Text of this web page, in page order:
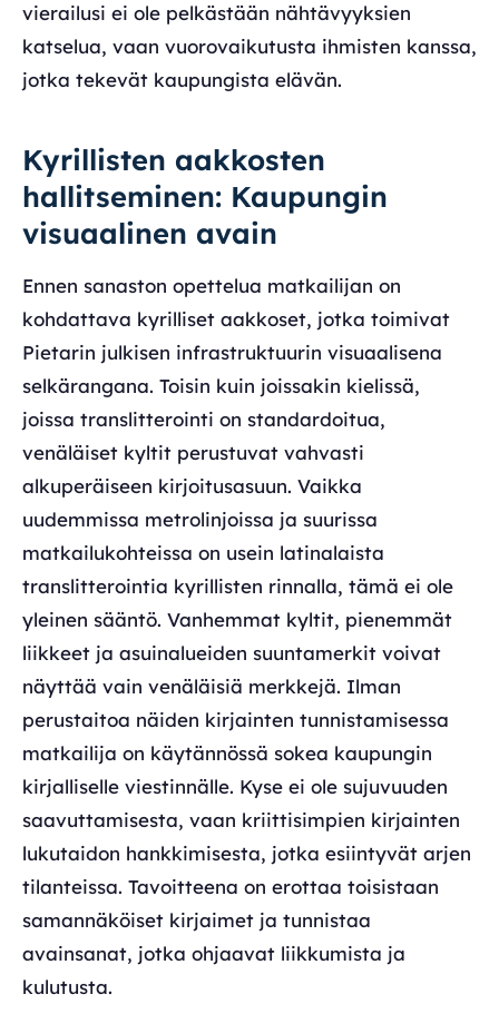
vierailusi ei ole pelkästään nähtävyyksien
katselua, vaan vuorovaikutusta ihmisten kanssa,
jotka tekevät kaupungista elävän.
Kyrillisten aakkosten
hallitseminen: Kaupungin
visuaalinen avain
Ennen sanaston opettelua matkailijan on
kohdattava kyrilliset aakkoset, jotka toimivat
Pietarin julkisen infrastruktuurin visuaalisena
selkärangana. Toisin kuin joissakin kielissä,
joissa translitterointi on standardoitua,
venäläiset kyltit perustuvat vahvasti
alkuperäiseen kirjoitusasuun. Vaikka
uudemmissa metrolinjoissa ja suurissa
matkailukohteissa on usein latinalaista
translitterointia kyrillisten rinnalla, tämä ei ole
yleinen sääntö. Vanhemmat kyltit, pienemmät
liikkeet ja asuinalueiden suuntamerkit voivat
näyttää vain venäläisiä merkkejä. Ilman
perustaitoa näiden kirjainten tunnistamisessa
matkailija on käytännössä sokea kaupungin
kirjalliselle viestinnälle. Kyse ei ole sujuvuuden
saavuttamisesta, vaan kriittisimpien kirjainten
lukutaidon hankkimisesta, jotka esiintyvät arjen
tilanteissa. Tavoitteena on erottaa toisistaan
samannäköiset kirjaimet ja tunnistaa
avainsanat, jotka ohjaavat liikkumista ja
kulutusta.